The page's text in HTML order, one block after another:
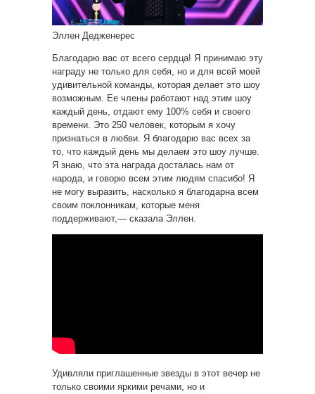
Эллен Дедженерес
Благодарю вас от всего сердца! Я принимаю эту
награду не только для себя, но и для всей моей
удивительной команды, которая делает это шоу
возможным. Ее члены работают над этим шоу
каждый день, отдают ему 100% себя и своего
времени. Это 250 человек, которым я хочу
признаться в любви. Я благодарю вас всех за
то, что каждый день мы делаем это шоу лучше.
Я знаю, что эта награда досталась нам от
народа, и говорю всем этим людям спасибо! Я
не могу выразить, насколько я благодарна всем
своим поклонникам, которые меня
поддерживают,— сказала Эллен.
Удивляли приглашенные звезды в этот вечер не
только своими яркими речами, но и